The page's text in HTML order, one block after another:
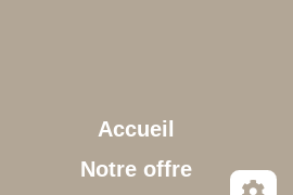
Accueil
Notre offre